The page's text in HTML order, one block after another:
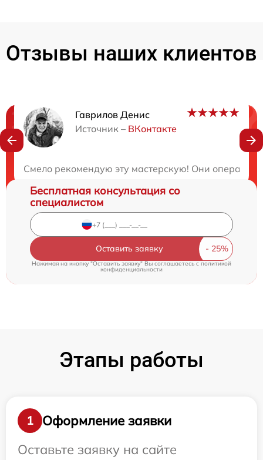
Отзывы наших клиентов
Гаврилов Денис
Источник – ВКонтакте
Смело рекомендую эту мастерскую! Они
Нужна консультация?
Бесплатная консультация со
специалистом
Оставить заявку
Нажимая на кнопку "Оставить заявку" Вы соглашаетесь cполитикой
конфиденциальности
Этапы работы
1
Оформление заявки
Оставьте заявку на сайте